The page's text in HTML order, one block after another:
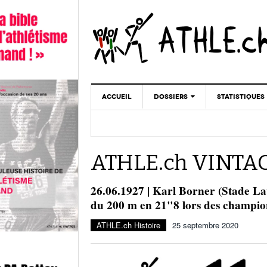
ACCUEIL DOSSIERS
DOPAGE
STATISTIQUES
ATHLE.ch
26.06.1927 | Karl Borner (Stade
du 200 m en 21"8 lors des
ATHLE.ch Histoire 25 septembre 2020